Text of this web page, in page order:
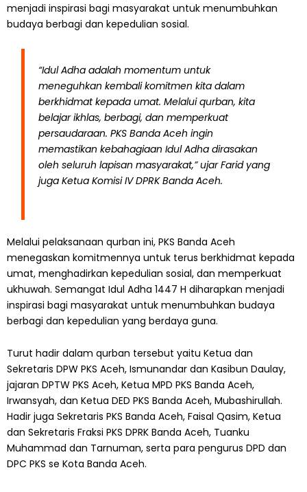
menjadi inspirasi bagi masyarakat untuk menumbuhkan
budaya berbagi dan kepedulian sosial.
“Idul Adha adalah momentum untuk
meneguhkan kembali komitmen kita dalam
berkhidmat kepada umat. Melalui qurban, kita
belajar ikhlas, berbagi, dan memperkuat
persaudaraan. PKS Banda Aceh ingin
memastikan kebahagiaan Idul Adha dirasakan
oleh seluruh lapisan masyarakat,” ujar Farid yang
juga Ketua Komisi IV DPRK Banda Aceh.
Melalui pelaksanaan qurban ini, PKS Banda Aceh
menegaskan komitmennya untuk terus berkhidmat kepada
umat, menghadirkan kepedulian sosial, dan memperkuat
ukhuwah. Semangat Idul Adha 1447 H diharapkan menjadi
inspirasi bagi masyarakat untuk menumbuhkan budaya
berbagi dan kepedulian yang berdaya guna.
Turut hadir dalam qurban tersebut yaitu Ketua dan
Sekretaris DPW PKS Aceh, Ismunandar dan Kasibun Daulay,
jajaran DPTW PKS Aceh, Ketua MPD PKS Banda Aceh,
Irwansyah, dan Ketua DED PKS Banda Aceh, Mubashirullah.
Hadir juga Sekretaris PKS Banda Aceh, Faisal Qasim, Ketua
dan Sekretaris Fraksi PKS DPRK Banda Aceh, Tuanku
Muhammad dan Tarnuman, serta para pengurus DPD dan
DPC PKS se Kota Banda Aceh.